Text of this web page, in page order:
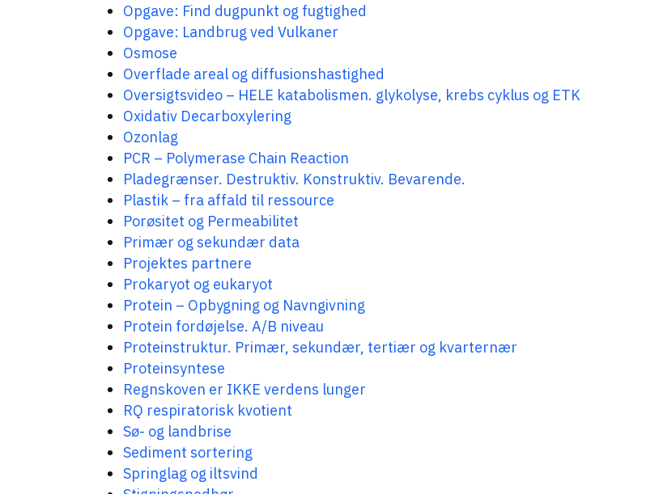
Opgave: Find dugpunkt og fugtighed
Opgave: Landbrug ved Vulkaner
Osmose
Overflade areal og diffusionshastighed
Oversigtsvideo – HELE katabolismen. glykolyse, krebs cyklus og ETK
Oxidativ Decarboxylering
Ozonlag
PCR – Polymerase Chain Reaction
Pladegrænser. Destruktiv. Konstruktiv. Bevarende.
Plastik – fra affald til ressource
Porøsitet og Permeabilitet
Primær og sekundær data
Projektes partnere
Prokaryot og eukaryot
Protein – Opbygning og Navngivning
Protein fordøjelse. A/B niveau
Proteinstruktur. Primær, sekundær, tertiær og kvarternær
Proteinsyntese
Regnskoven er IKKE verdens lunger
RQ respiratorisk kvotient
Sø- og landbrise
Sediment sortering
Springlag og iltsvind